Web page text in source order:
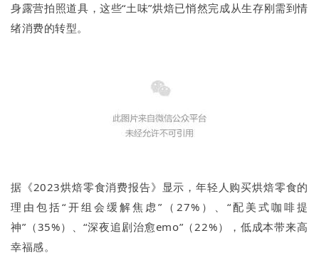
身露营拍照道具，这些“土味”烘焙已悄然完成从生存刚需到情
绪消费的转型。
据《2023烘焙零食消费报告》显示，年轻人购买烘焙零食的
理由包括“开组会缓解焦虑”（27%）、“配美式咖啡提
神”（35%）、“深夜追剧治愈emo”（22%），低成本带来高
幸福感。